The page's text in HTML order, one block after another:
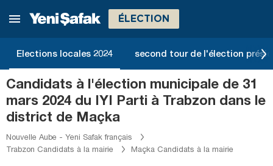
ÉLECTION
Elections locales 2024 second tour de l'élection
Candidats à l'élection municipale de 31
mars 2024 du IYI Parti à Trabzon dans le
district de Maçka
Nouvelle Aube - Yeni Safak français
Trabzon Candidats à la mairie
Maçka Candidats à la mairie
Sakarya
Şanlıurfa
Siirt
Sinop
Şırnak
Sivas